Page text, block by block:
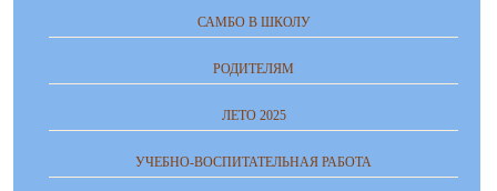
САМБО В ШКОЛУ
РОДИТЕЛЯМ
ЛЕТО 2025
УЧЕБНО-ВОСПИТАТЕЛЬНАЯ РАБОТА